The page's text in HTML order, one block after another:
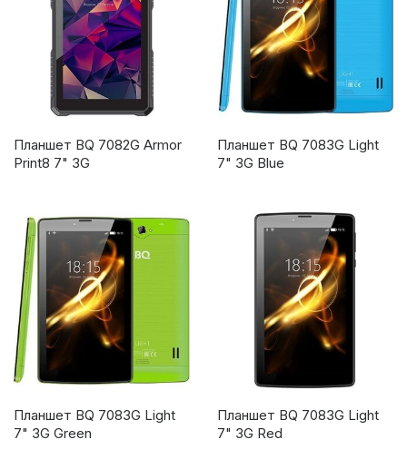
Планшет BQ 7082G Armor
Print8 7" 3G
Планшет BQ 7083G Light
7" 3G Blue
Планшет BQ 7083G Light
7" 3G Green
Планшет BQ 7083G Light
7" 3G Red